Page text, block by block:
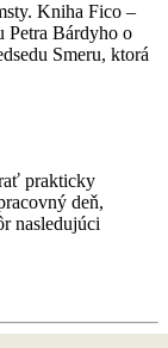
Kniha Fico –
Petra Bárdyho o
Smeru, ktorá
prakticky
deň,
nasledujúci